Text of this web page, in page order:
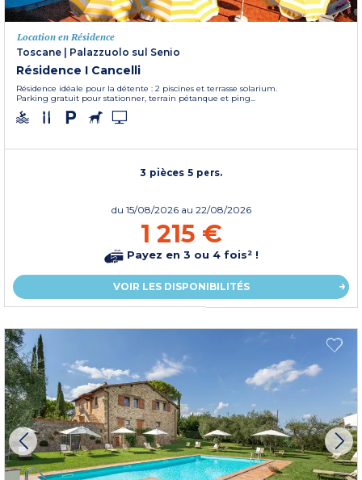
Location en Résidence
Toscane | Palazzuolo sul Senio
Résidence I Cancelli
Résidence idéale pour la détente : 2 piscines et terrasse solarium.
Parking gratuit pour stationner, terrain pétanque et ping...
3 pièces 5 pers.
du 15/08/2026 au 22/08/2026
1 215 €
Payez en 3 ou 4 fois² !
VOIR LES DISPONIBILITÉS